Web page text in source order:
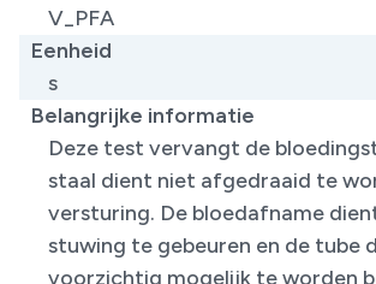
V_PFA
Eenheid
s
Belangrijke informatie
Deze test vervangt de
staal dient niet afgedraaid te
versturing. De bloedafname
stuwing te gebeuren en de tube
voorzichtig mogelijk te worden